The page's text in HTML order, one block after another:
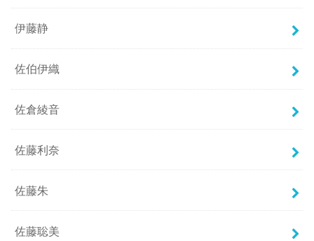
伊藤静
佐伯伊織
佐倉綾音
佐藤利奈
佐藤朱
佐藤聡美